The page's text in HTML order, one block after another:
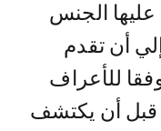
عليها الجنس
أن تقدم
للأعراف
قبل أن يكتشف